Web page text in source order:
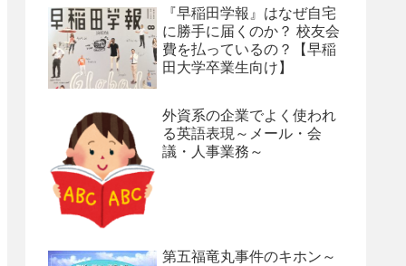
『早稲田学報』はなぜ自宅
に勝手に届くのか？ 校友会
費を払っているの？【早稲
田大学卒業生向け】
外資系の企業でよく使われ
る英語表現～メール・会
議・人事業務～
第五福竜丸事件のキホン～